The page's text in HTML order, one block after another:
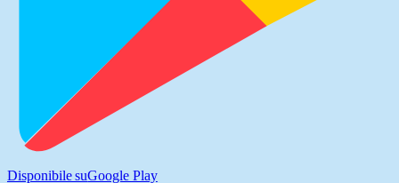
Disponibile suGoogle Play